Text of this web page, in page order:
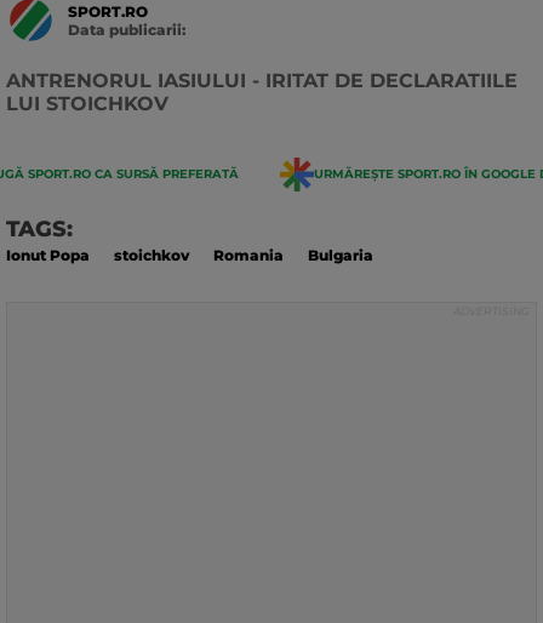
SPORT.RO
Data publicarii:
ANTRENORUL IASIULUI - IRITAT DE DECLARATIILE
LUI STOICHKOV
SPORT.RO CA SURSĂ PREFERATĂ URMĂREȘTE SPORT.RO ÎN GOOGLE
TAGS:
Ionut Popa stoichkov Romania Bulgaria